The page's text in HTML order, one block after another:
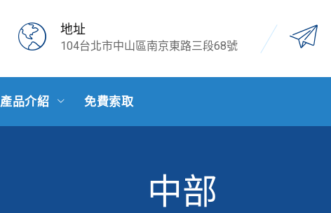
地址
104台北市中山區南京東路三段68號
產品介紹 免費索取
中部